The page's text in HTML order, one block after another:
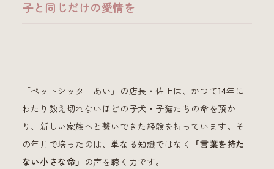
子と同じだけの愛情を
「ペットシッターあい」の店長・佐上は、かつて14年に
わたり数え切れないほどの子犬・子猫たちの命を預か
り、新しい家族へと繋いできた経験を持っています。そ
の年月で培ったのは、単なる知識ではなく
「言葉を持た
ない小さな命」
の声を聴く力です。